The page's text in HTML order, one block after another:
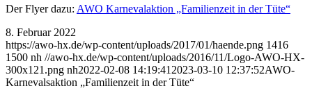
Der Flyer dazu: AWO Karnevalaktion „Familienzeit in der Tüte“
8. Februar 2022
https://awo-hx.de/wp-content/uploads/2017/01/haende.png 1416
1500 nh //awo-hx.de/wp-content/uploads/2016/11/Logo-AWO-HX-
300x121.png nh2022-02-08 14:19:41 2023-03-10 12:37:52AWO-
Karnevalsaktion „Familienzeit in der Tüte“